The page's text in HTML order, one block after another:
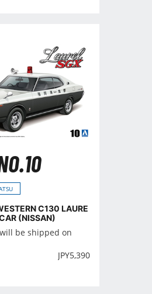
C130 LAURE
(NISSAN)
be shipped on
JPY5,390